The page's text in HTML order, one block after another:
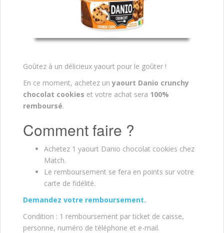
Goûtez à un délicieux yaourt pour le goûter !
En ce moment, achetez unyaourt Danio crunchy
chocolat cookies et votre achat sera 100%
remboursé.
Comment faire ?
Achetez 1 yaourt Danio chocolat cookies chez
Match.
Le remboursement se fera en points sur votre
carte de fidélité.
Demandez votre remboursement.
Condition : 1 remboursement par ticket de caisse,
personne, numéro de téléphone et e-mail.